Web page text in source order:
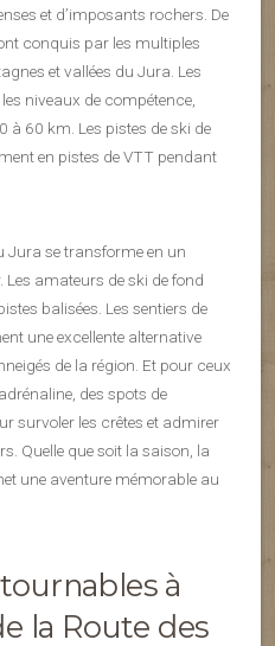
et d’imposants rochers. De
conquis par les multiples
et vallées du Jura. Les
niveaux de compétence,
à 60 km. Les pistes de ski de
en pistes de VTT pendant
Jura se transforme en un
Les amateurs de ski de fond
balisées. Les sentiers de
une excellente alternative
de la région. Et pour ceux
des spots de
survoler les crêtes et admirer
Quelle que soit la saison, la
une aventure mémorable au
à
la Route des